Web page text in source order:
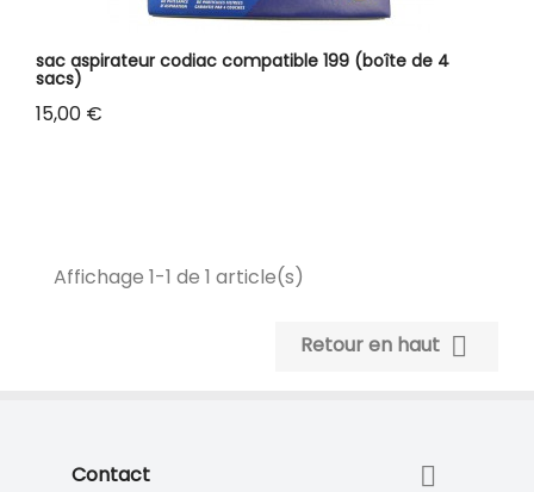
sac aspirateur codiac compatible 199 (boîte de 4
sacs)
Prix
15,00 €
Affichage 1-1 de 1 article(s)
Retour en haut 
Contact 